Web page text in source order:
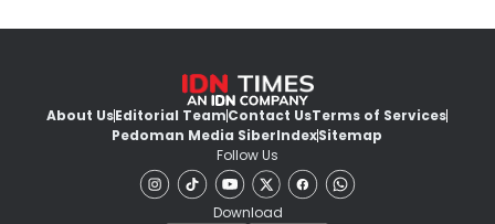
About UsEditorial TeamContact UsTerms of Services
Pedoman Media SiberIndexSitemap
Follow Us
Download